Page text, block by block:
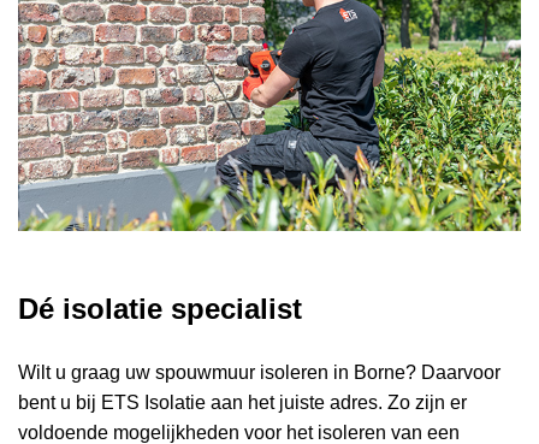
Dé isolatie specialist
Wilt u graag uw spouwmuur isoleren in Borne? Daarvoor
bent u bij ETS Isolatie aan het juiste adres. Zo zijn er
voldoende mogelijkheden voor het isoleren van een